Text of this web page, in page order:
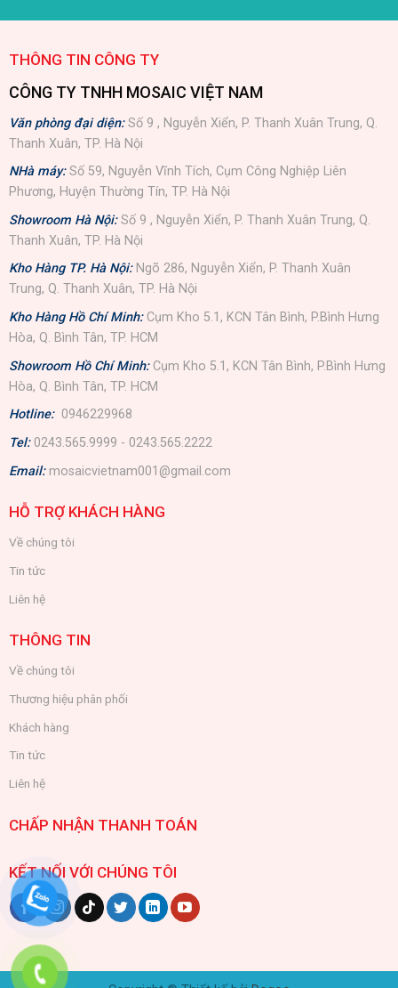
THÔNG TIN CÔNG TY
CÔNG TY TNHH MOSAIC VIỆT NAM
Văn phòng đại diện:Số 9 , Nguyễn Xiển, P. Thanh Xuân Trung, Q.
Thanh Xuân, TP. Hà Nội
NHà máy: Số 59, Nguyễn Vĩnh Tích, Cụm Công Nghiệp Liên
Phương, Huyện Thường Tín, TP. Hà Nội
Showroom Hà Nội: Số 9 , Nguyễn Xiển, P. Thanh Xuân Trung, Q.
Thanh Xuân, TP. Hà Nội
Kho Hàng TP. Hà Nội: Ngõ 286, Nguyễn Xiển, P. Thanh Xuân
Trung, Q. Thanh Xuân, TP. Hà Nội
Kho Hàng Hồ Chí Minh: Cụm Kho 5.1, KCN Tân Bình, P.Bình Hưng
Hòa, Q. Bình Tân, TP. HCM
Showroom Hồ Chí Minh: Cụm Kho 5.1, KCN Tân Bình, P.Bình Hưng
Hòa, Q. Bình Tân, TP. HCM
Hotline: 0946229968
Tel: 0243.565.9999 - 0243.565.2222
Email: mosaicvietnam001@gmail.com
HỖ TRỢ KHÁCH HÀNG
Về chúng tôi
Tin tức
Liên hệ
THÔNG TIN
Về chúng tôi
Thương hiệu phân phối
Khách hàng
Tin tức
Liên hệ
CHẤP NHẬN THANH TOÁN
KẾT NỐI VỚI CHÚNG TÔI